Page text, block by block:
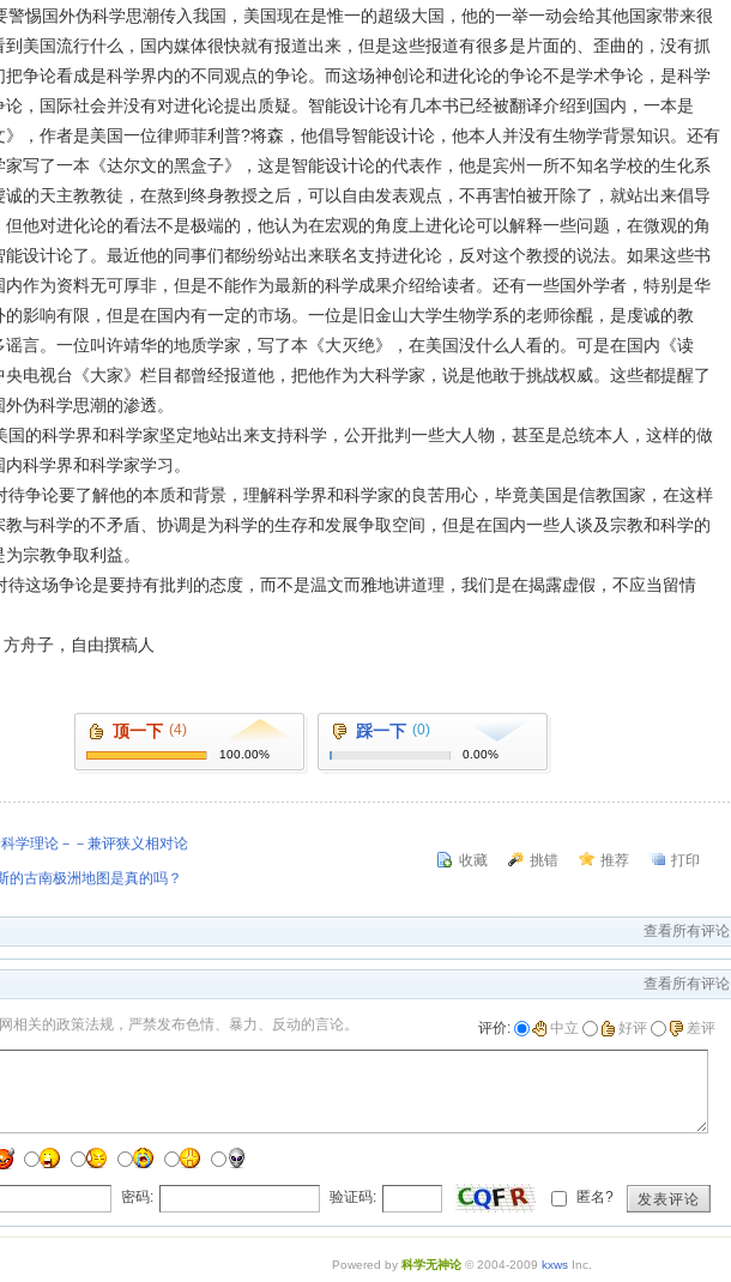
惕国外伪科学思潮传入我国，美国现在是惟一的超级大国，他的一举一动会给其他国家带来很
到美国流行什么，国内媒体很快就有报道出来，但是这些报道有很多是片面的、歪曲的，没有抓
把争论看成是科学界内的不同观点的争论。而这场神创论和进化论的争论不是学术争论，是科学
论，国际社会并没有对进化论提出质疑。智能设计论有几本书已经被翻译介绍到国内，一本是
》，作者是美国一位律师菲利普?将森，他倡导智能设计论，他本人并没有生物学背景知识。还有
家写了一本《达尔文的黑盒子》，这是智能设计论的代表作，他是宾州一所不知名学校的生化系
诚的天主教教徒，在熬到终身教授之后，可以自由发表观点，不再害怕被开除了，就站出来倡导
但他对进化论的看法不是极端的，他认为在宏观的角度上进化论可以解释一些问题，在微观的角
能设计论了。最近他的同事们都纷纷站出来联名支持进化论，反对这个教授的说法。如果这些书
内作为资料无可厚非，但是不能作为最新的科学成果介绍给读者。还有一些国外学者，特别是华
的影响有限，但是在国内有一定的市场。一位是旧金山大学生物学系的老师徐醌，是虔诚的教
谣言。一位叫许靖华的地质学家，写了本《大灭绝》，在美国没什么人看的。可是在国内《读
央电视台《大家》栏目都曾经报道他，把他作为大科学家，说是他敢于挑战权威。这些都提醒了
伪科学思潮的渗透。
的科学界和科学家坚定地站出来支持科学，公开批判一些大人物，甚至是总统本人，这样的做
科学界和科学家学习。
争论要了解他的本质和背景，理解科学界和科学家的良苦用心，毕竟美国是信教国家，在这样
教与科学的不矛盾、协调是为科学的生存和发展争取空间，但是在国内一些人谈及宗教和科学的
宗教争取利益。
这场争论是要持有批判的态度，而不是温文而雅地讲道理，我们是在揭露虚假，不应当留情
舟子，自由撰稿人
顶一下 (4)
100.00%
踩一下 (0)
0.00%
学理论－－兼评狭义相对论
的古南极洲地图是真的吗？
收藏 挑错 推荐 打印
查看所有评论
查看所有评论
相关的政策法规，严禁发布色情、暴力、反动的言论。 评价: 中立 好评 差评
密码: 验证码: 匿名? 发表评论
Powered by 科学无神论© 2004-2009 kxwsInc.